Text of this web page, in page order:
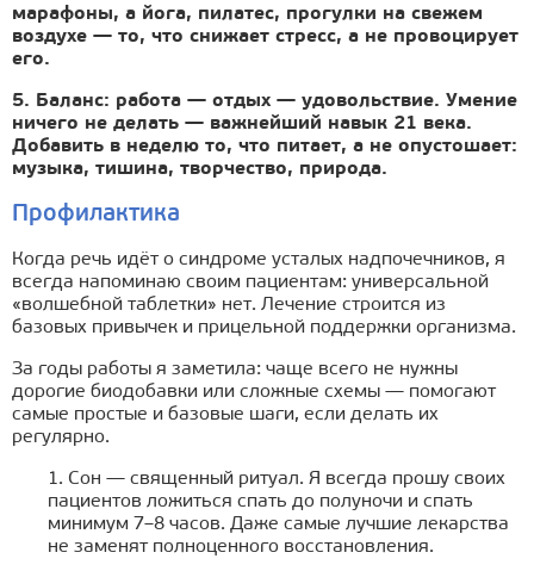
марафоны, а йога, пилатес, прогулки на свежем
воздухе — то, что снижает стресс, а не провоцирует
его.
5. Баланс: работа — отдых — удовольствие. Умение
ничего не делать — важнейший навык 21 века.
Добавить в неделю то, что питает, а не опустошает:
музыка, тишина, творчество, природа.
Профилактика
Когда речь идёт о синдроме усталых надпочечников, я
всегда напоминаю своим пациентам: универсальной
«волшебной таблетки» нет. Лечение строится из
базовых привычек и прицельной поддержки организма.
За годы работы я заметила: чаще всего не нужны
дорогие биодобавки или сложные схемы — помогают
самые простые и базовые шаги, если делать их
регулярно.
1. Сон — священный ритуал. Я всегда прошу своих
пациентов ложиться спать до полуночи и спать
минимум 7–8 часов. Даже самые лучшие лекарства
не заменят полноценного восстановления.